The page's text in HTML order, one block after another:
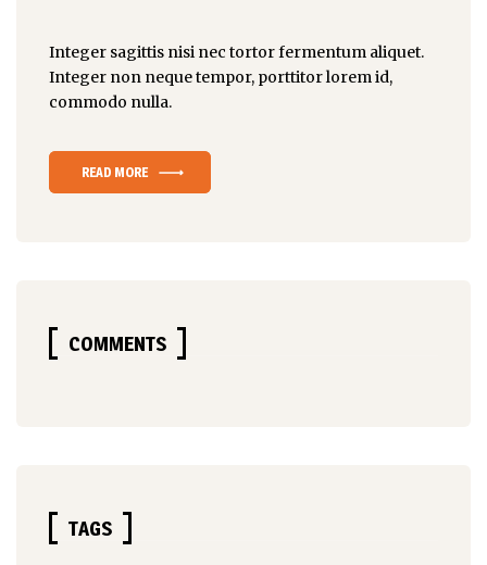
Integer sagittis nisi nec tortor fermentum aliquet.
Integer non neque tempor, porttitor lorem id,
commodo nulla.
READ MORE
COMMENTS
TAGS